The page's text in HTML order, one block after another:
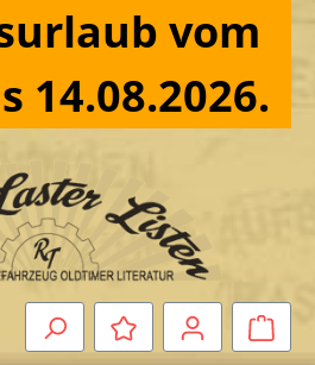
vom
14.08.2026.